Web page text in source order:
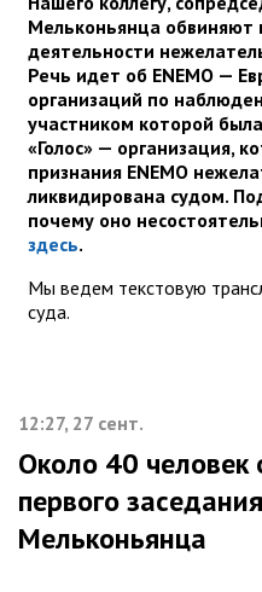
Мельконьянца обвиняют
деятельности
Речь идет об ENEMO —
организаций по
участником которой
«Голос» — организация,
признания ENEMO
ликвидирована судом.
почему оно
здесь.
Мы ведем текстовую
суда.
12:27, 27 сент.
Около 40
первого
Мельконьянца